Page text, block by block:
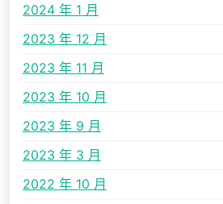
2024 年 1 月
2023 年 12 月
2023 年 11 月
2023 年 10 月
2023 年 9 月
2023 年 3 月
2022 年 10 月